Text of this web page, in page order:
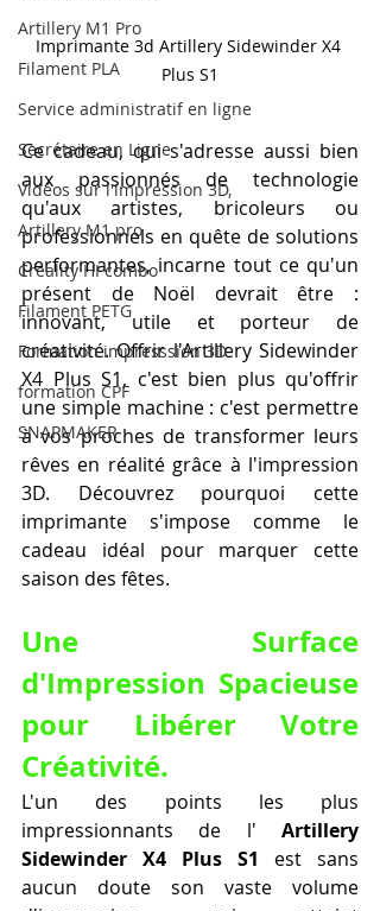
Artillery M1 Pro
Filament PLA
Service administratif en ligne
Secrétaire en Ligne
Vidéos sur l'impression 3D,
Artillery M1 pro
Creality HI combo
Filament PETG
Formation impresssion 3D
formation CPF
SNAPMAKER
Imprimante 3d Artillery Sidewinder X4
Plus S1
Ce cadeau, qui s'adresse aussi bien
aux passionnés de technologie
qu'aux artistes, bricoleurs ou
professionnels en quête de solutions
performantes, incarne tout ce qu'un
présent de Noël devrait être :
innovant, utile et porteur de
créativité. Offrir l'Artillery Sidewinder
X4 Plus S1, c'est bien plus qu'offrir
une simple machine : c'est permettre
à vos proches de transformer leurs
rêves en réalité grâce à l'impression
3D. Découvrez pourquoi cette
imprimante s'impose comme le
cadeau idéal pour marquer cette
saison des fêtes.
Une Surface
d'Impression Spacieuse
pour Libérer Votre
Créativité.
L'un des points les plus
impressionnants de l' Artillery
Sidewinder X4 Plus S1 est sans
aucun doute son vaste volume